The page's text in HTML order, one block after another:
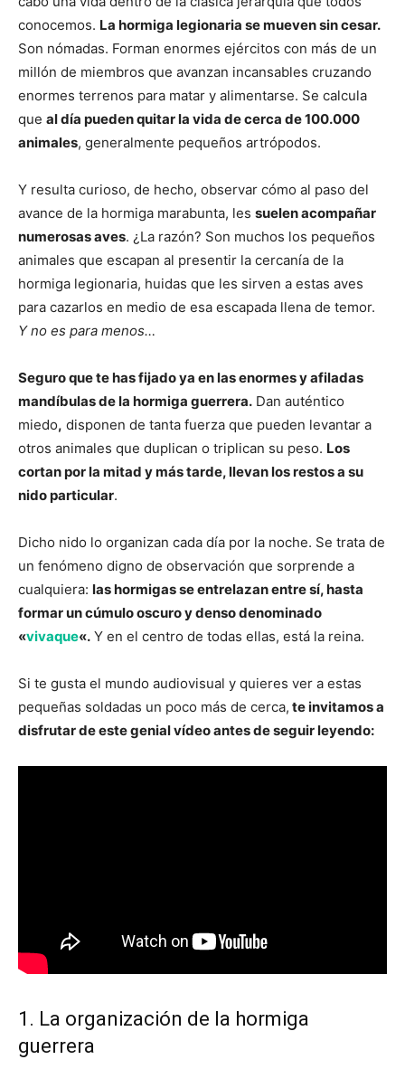
conocemos. La hormiga legionaria se mueven sin cesar.
Son nómadas. Forman enormes ejércitos con más de un
millón de miembros que avanzan incansables cruzando
enormes terrenos para matar y alimentarse. Se calcula
que al día pueden quitar la vida de cerca de 100.000
animales, generalmente pequeños artrópodos.
Y resulta curioso, de hecho, observar cómo al paso del
avance de la hormiga marabunta, les suelen acompañar
numerosas aves. ¿La razón? Son muchos los pequeños
animales que escapan al presentir la cercanía de la
hormiga legionaria, huidas que les sirven a estas aves
para cazarlos en medio de esa escapada llena de temor.
Y no es para menos…
Seguro que te has fijado ya en las enormes y afiladas
mandíbulas de la hormiga guerrera. Dan auténtico
miedo, disponen de tanta fuerza que pueden levantar a
otros animales que duplican o triplican su peso. Los
cortan por la mitad y más tarde, llevan los restos a su
nido particular.
Dicho nido lo organizan cada día por la noche. Se trata de
un fenómeno digno de observación que sorprende a
cualquiera: las hormigas se entrelazan entre sí, hasta
formar un cúmulo oscuro y denso denominado
«vivaque«. Y en el centro de todas ellas, está la reina.
Si te gusta el mundo audiovisual y quieres ver a estas
pequeñas soldadas un poco más de cerca, te invitamos a
disfrutar de este genial vídeo antes de seguir leyendo:
1. La organización de la hormiga
guerrera